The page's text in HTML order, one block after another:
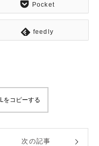
Pocket
feedly
をコピーする
次の記事